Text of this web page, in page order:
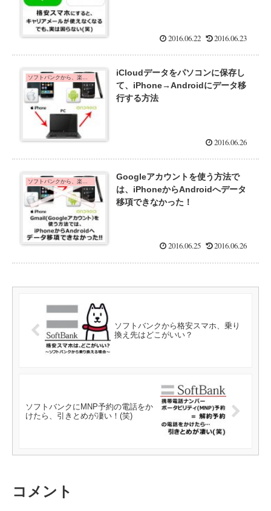
2016.06.22 2016.06.23
ソフトバンクから、楽天モバイルに乗り換えた口コミ・手順
iCloudデータをパソコンに保存し
て、iPhone→Androidにデータ移
行する方法
2016.06.26
ソフトバンクから、楽天モバイルに乗り換えた口コミ・手順
Googleアカウントを使う方法で
は、iPhoneからAndroidへデータ
移項できなかった！
2016.06.25 2016.06.26
ソフトバンクから格安スマホ、乗り
換え先はどこがいい？
ソフトバンクにMNP予約の電話をか
けたら、引きとめが凄い！(笑)
コメント